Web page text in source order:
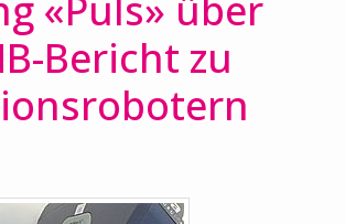
Bericht zu